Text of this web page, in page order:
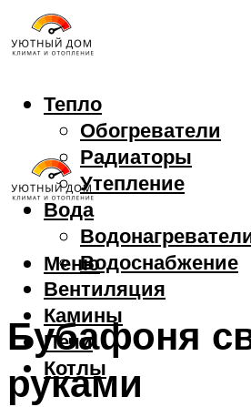
Тепло
Обогреватели
Радиаторы
Утепление
Вода
Водоснабжение
Вентиляция
Камины
Печи
Котлы
Меню
Бубафоня
руками